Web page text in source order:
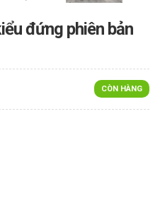
đứng phiên bản
CÒN HÀNG